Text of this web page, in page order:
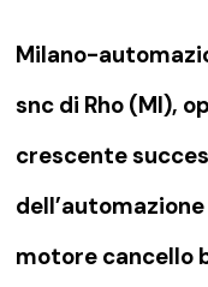
Milano-
snc di Rho (MI),
crescente
motore cancello